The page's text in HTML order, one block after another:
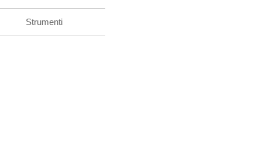
Strumenti